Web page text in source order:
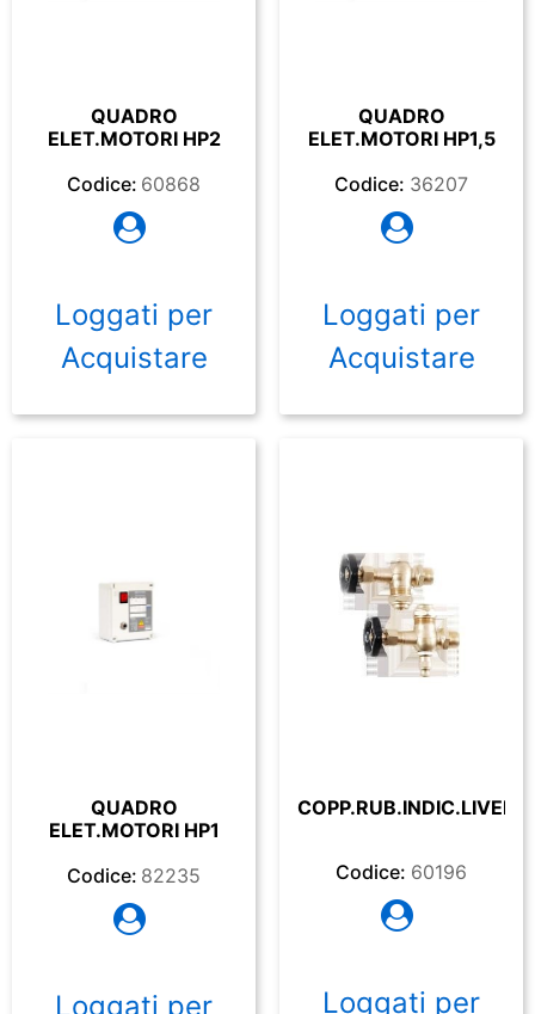
QUADRO
ELET.MOTORI HP2
Codice: 60868
Loggati per
Acquistare
QUADRO
ELET.MOTORI HP1,5
Codice: 36207
Loggati per
Acquistare
QUADRO
ELET.MOTORI HP1
Codice: 82235
Loggati per
Codice: 60196
Loggati per